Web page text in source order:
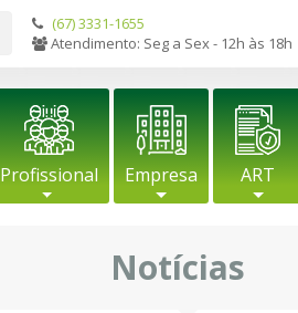
(67) 3331-1655
Atendimento: Seg a Sex - 12h às 18h
Profissional Empresa ART
Notícias